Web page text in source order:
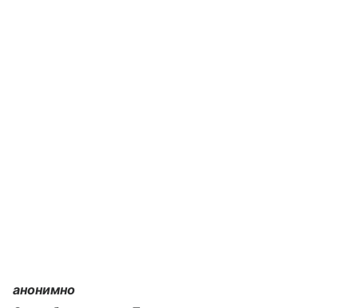
анонимно